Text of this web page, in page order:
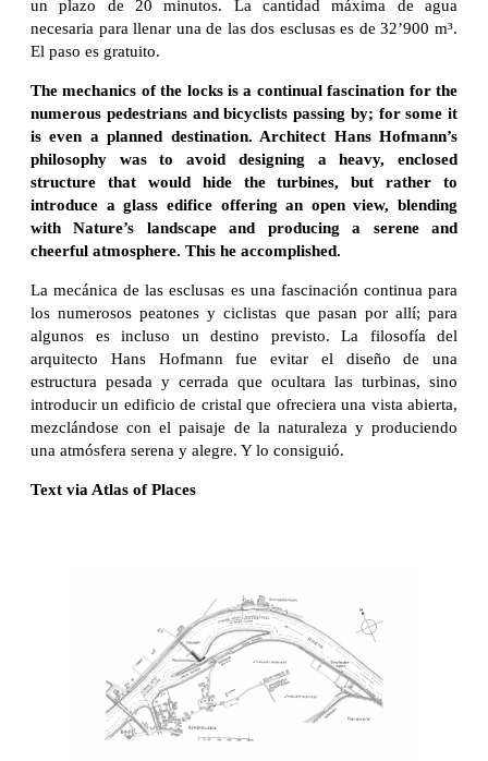
un plazo de 20 minutos. La cantidad máxima de agua
necesaria para llenar una de las dos esclusas es de 32’900 m³.
El paso es gratuito.
The mechanics of the locks is a continual fascination for the
numerous pedestrians and bicyclists passing by; for some it
is even a planned destination. Architect Hans Hofmann’s
philosophy was to avoid designing a heavy, enclosed
structure that would hide the turbines, but rather to
introduce a glass edifice offering an open view, blending
with Nature’s landscape and producing a serene and
cheerful atmosphere. This he accomplished.
La mecánica de las esclusas es una fascinación continua para
los numerosos peatones y ciclistas que pasan por allí; para
algunos es incluso un destino previsto. La filosofía del
arquitecto Hans Hofmann fue evitar el diseño de una
estructura pesada y cerrada que ocultara las turbinas, sino
introducir un edificio de cristal que ofreciera una vista abierta,
mezclándose con el paisaje de la naturaleza y produciendo
una atmósfera serena y alegre. Y lo consiguió.
Text via Atlas of Places